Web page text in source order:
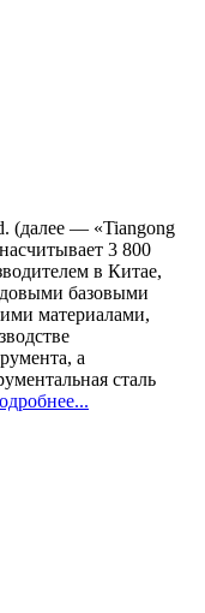
(далее — «Tiangong
3 800
в Китае,
базовыми
материалами,
а
сталь